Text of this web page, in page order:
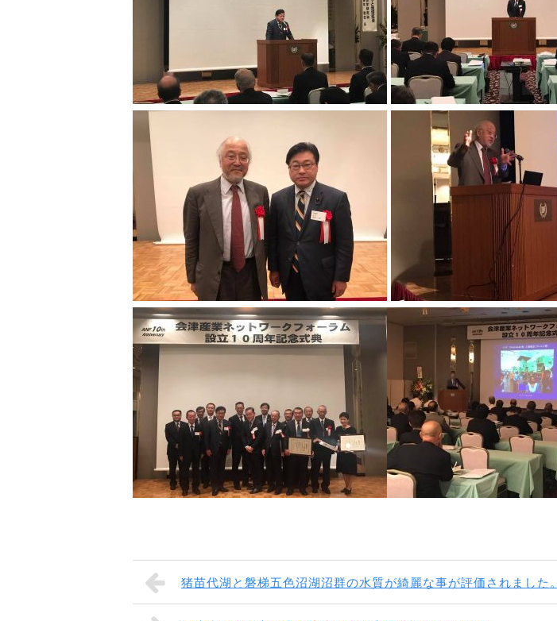
猪苗代湖と磐梯五色沼湖沼群の水質が綺麗な事が評価されました。